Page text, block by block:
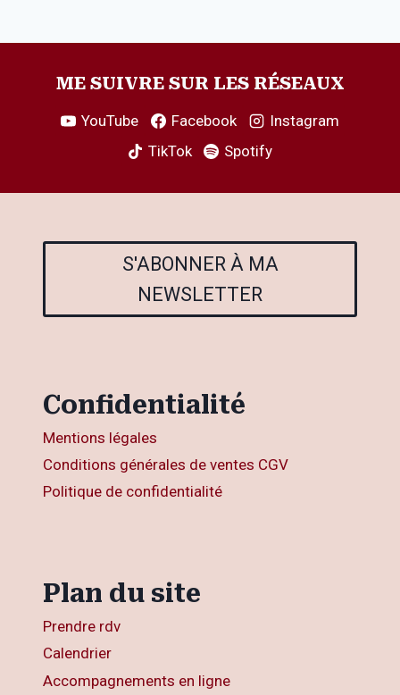
ME SUIVRE SUR LES RÉSEAUX
YouTube Facebook
Instagram
TikTok
Spotify
S'ABONNER À MA
NEWSLETTER
Confidentialité
Mentions légales
Conditions générales de ventes CGV
Politique de confidentialité
Plan du site
Prendre rdv
Calendrier
Accompagnements en ligne